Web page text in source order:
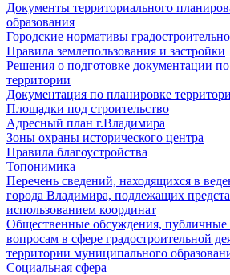
Документы территориального
образования
Городские нормативы
Правила землепользования и застройки
Решения о подготовке документации
территории
Документация по планировке
Площадки под строительство
Адресный план г.Владимира
Зоны охраны исторического центра
Правила благоустройства
Топонимика
Перечень сведений, находящихся в
города Владимира, подлежащих
использованием координат
Общественные обсуждения, публичные
вопросам в сфере градостроительной
территории муниципального
Социальная сфера